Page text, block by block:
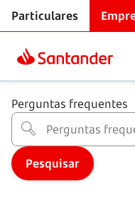
Particulares
Seguros
Seguro da casa
Perguntas frequentes